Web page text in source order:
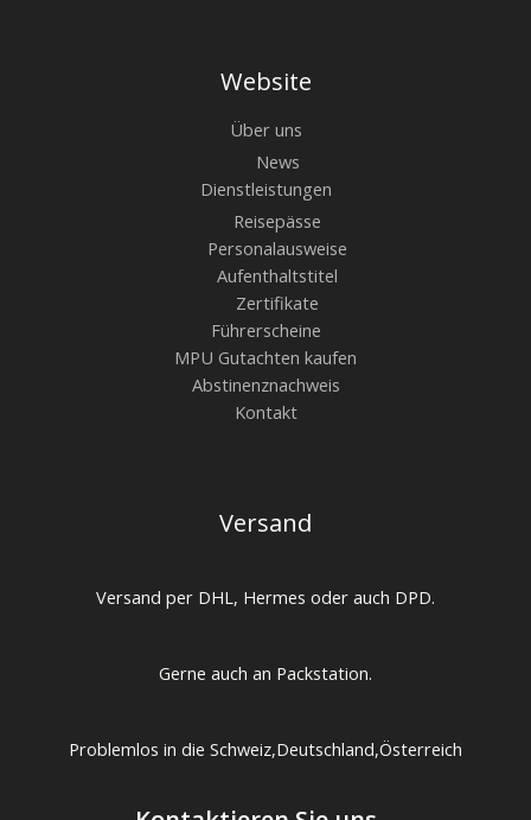
Website
Über uns
News
Dienstleistungen
Reisepässe
Personalausweise
Aufenthaltstitel
Zertifikate
Führerscheine
MPU Gutachten kaufen
Abstinenznachweis
Kontakt
Versand
Versand per DHL, Hermes oder auch DPD.
Gerne auch an Packstation.
Problemlos in die Schweiz,Deutschland,Österreich